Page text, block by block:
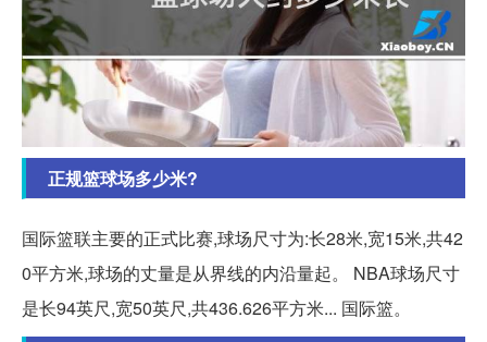
正规篮球场多少米?
国际篮联主要的正式比赛,球场尺寸为:长28米,宽15米,共42
0平方米,球场的丈量是从界线的内沿量起。 NBA球场尺寸
是长94英尺,宽50英尺,共436.626平方米... 国际篮。